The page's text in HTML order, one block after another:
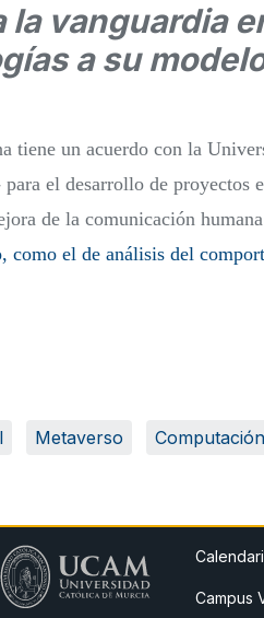
la vanguardia
a su
un acuerdo con la
el desarrollo de
de la comunicación
como el de análisis del
Metaverso
Campus